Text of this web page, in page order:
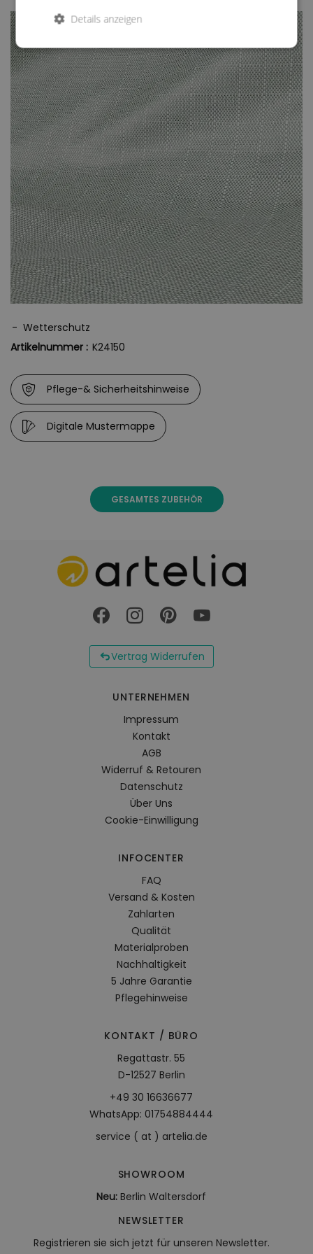
zwar gleichermaßen vor Sonne, Wind und Wetter, wie auch vor
allzu neugierigen Blicken; vor allem jedoch vor unnötigen
Ausbleichungen. Bei unseren Überzügen für nahezu sämtliche
angebotenen Modelle handelt es sich somit nicht nur um
irgendein Zubehör, das eigentlich vollkommen unnötig ist.
Vielmehr handelt es sich um eine Art lebensverlängernde
Maßnahme für Ihre hochwertigen Möbel.
Ihre Möbel mit diesen Überzügen zu versehen ist im
sprichwörtlichen Handumdrehen erledigt. Der dadurch zu
erzielende Nutzen hält ungleich länger an. Die Überwürfe trotzen
zu heftiger Einstrahlung von Sonne und anderen ungünstigen
Wetterverhältnissen. Gerade an diesem Zubehör sollten Sie also
keinesfalls sparen. Diese kleine Investition wird sich Hundertfach
auszahlen, so dass Sie sich lange Zeit an Ihren wie neu
aussehenden Möbeln werden erfreuen können.
UV-Strahlung farblich verändern können. Dies
beeinträchtigt jedoch weder die Funktion, noch die
Der Überzug besteht aus Polyester.
Wetterschutz
Artikelnummer : K24150
Pflege-& Sicherheitshinweise
Digitale Mustermappe
GESAMTES ZUBEHÖR
Vertrag Widerrufen
UNTERNEHMEN
Impressum
Kontakt
AGB
Widerruf & Retouren
Datenschutz
Über Uns
Cookie-Einwilligung
INFOCENTER
FAQ
Versand & Kosten
Zahlarten
Qualität
Materialproben
Nachhaltigkeit
5 Jahre Garantie
Pflegehinweise
KONTAKT / BÜRO
Regattastr. 55
D-12527 Berlin
+49 30 16636677
WhatsApp: 01754884444
service ( at ) artelia.de
SHOWROOM
Neu: Berlin Waltersdorf
NEWSLETTER
Registrieren sie sich jetzt für unseren Newsletter.
Details anzeigen